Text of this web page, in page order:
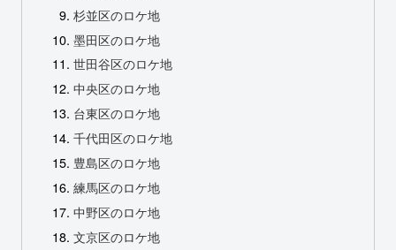
杉並区のロケ地
墨田区のロケ地
世田谷区のロケ地
中央区のロケ地
台東区のロケ地
千代田区のロケ地
豊島区のロケ地
練馬区のロケ地
中野区のロケ地
文京区のロケ地